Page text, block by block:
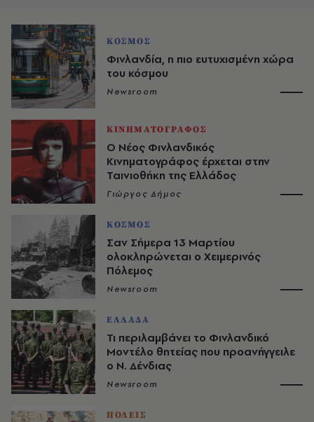
ΚΟΣΜΟΣ
Φινλανδία, η πιο ευτυχισμένη χώρα
του κόσμου
Newsroom
ΚΙΝΗΜΑΤΟΓΡΑΦΟΣ
Ο Νέος Φινλανδικός
Κινηματογράφος έρχεται στην
Ταινιοθήκη της Ελλάδος
Γιώργος Δήμος
ΚΟΣΜΟΣ
Σαν Σήμερα 13 Μαρτίου
ολοκληρώνεται ο Xειμερινός
Πόλεμος
Newsroom
ΕΛΛΑΔΑ
Τι περιλαμβάνει το Φινλανδικό
Μοντέλο θητείας που προανήγγειλε
ο Ν. Δένδιας
Newsroom
ΠΟΛΕΙΣ